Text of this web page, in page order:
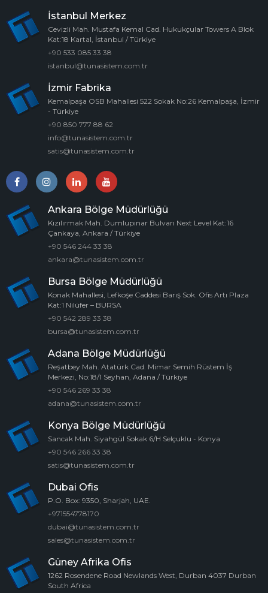
İstanbul Merkez
Cevizli Mah. Mustafa Kemal Cad. Hukukçular Towers A Blok
Kat:18 Kartal, İstanbul / Türkiye
+90 533 085 33 38
istanbul@tunasistem.com.tr
İzmir Fabrika
Kemalpaşa OSB Mahallesi 522 Sokak No:26 Kemalpaşa, İzmir
- Türkiye
+90 850 777 88 62
info@tunasistem.com.tr
satis@tunasistem.com.tr
Ankara Bölge Müdürlüğü
Kızılırmak Mah. Dumlupınar Bulvarı Next Level Kat:16
Çankaya, Ankara / Türkiye
+90 546 244 33 38
ankara@tunasistem.com.tr
Bursa Bölge Müdürlüğü
Konak Mahallesi, Lefkoşe Caddesi Barış Sok. Ofis Artı Plaza
Kat:1 Nilüfer – BURSA
+90 542 289 33 38
bursa@tunasistem.com.tr
Adana Bölge Müdürlüğü
Reşatbey Mah. Atatürk Cad. Mimar Semih Rüstem İş
Merkezi, No:18/1 Seyhan, Adana / Türkiye
+90 546 269 33 38
adana@tunasistem.com.tr
Konya Bölge Müdürlüğü
Sancak Mah. Siyahgül Sokak 6/H Selçuklu - Konya
+90 546 266 33 38
satis@tunasistem.com.tr
Dubai Ofis
P.O. Box: 9350, Sharjah, UAE.
+971554778170
dubai@tunasistem.com.tr
sales@tunasistem.com.tr
Güney Afrika Ofis
1262 Rosendene Road Newlands West, Durban 4037 Durban
South Africa